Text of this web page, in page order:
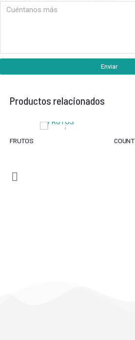
Enviar
Productos relacionados
FRUTOS COUNT